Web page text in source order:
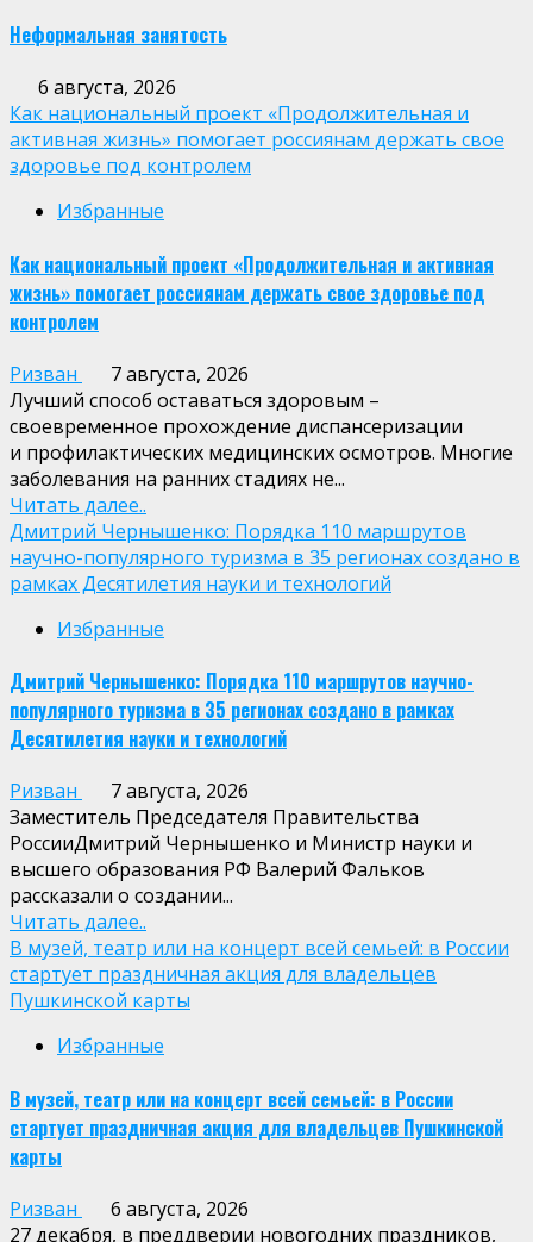
Неформальная занятость
6 августа, 2026
Как национальный проект «Продолжительная и
активная жизнь» помогает россиянам держать свое
здоровье под контролем
Избранные
Как национальный проект «Продолжительная и активная
жизнь» помогает россиянам держать свое здоровье под
контролем
Ризван
7 августа, 2026
Лучший способ оставаться здоровым –
своевременное прохождение диспансеризации
и профилактических медицинских осмотров. Многие
заболевания на ранних стадиях не...
Читать далее..
Дмитрий Чернышенко: Порядка 110 маршрутов
научно-популярного туризма в 35 регионах создано в
рамках Десятилетия науки и технологий
Избранные
Дмитрий Чернышенко: Порядка 110 маршрутов научно-
популярного туризма в 35 регионах создано в рамках
Десятилетия науки и технологий
Ризван
7 августа, 2026
Заместитель Председателя Правительства
РоссииДмитрий Чернышенко и Министр науки и
высшего образования РФ Валерий Фальков
рассказали о создании...
Читать далее..
В музей, театр или на концерт всей семьей: в России
стартует праздничная акция для владельцев
Пушкинской карты
Избранные
В музей, театр или на концерт всей семьей: в России
стартует праздничная акция для владельцев Пушкинской
карты
Ризван
6 августа, 2026
27 декабря, в преддверии новогодних праздников,